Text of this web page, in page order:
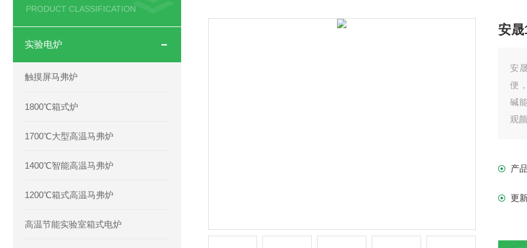
PRODUCT CLASSIFICATION
实验电炉
触摸屏马弗炉
1800℃箱式炉
1700℃大型高温马弗炉
1400℃智能高温马弗炉
1200℃箱式高温马弗炉
高温节能实验室箱式电炉
安
安
便
碱
观
产
更